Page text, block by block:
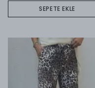
SEPETE EKLE